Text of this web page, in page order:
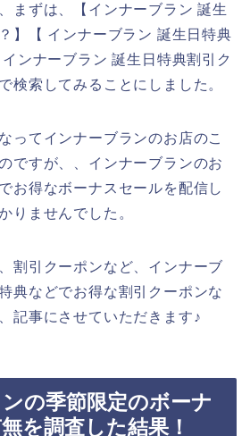
まずは、【インナーブラン 誕生
】【 インナーブラン 誕生日特典
ンナーブラン 誕生日特典割引ク
検索してみることにしました。
ってインナーブランのお店のこ
ですが、、インナーブランのお
お得なボーナスセールを配信し
りませんでした。
割引クーポンなど、インナーブ
典などでお得な割引クーポンな
記事にさせていただきます♪
の季節限定のボーナ
を調査した結果！